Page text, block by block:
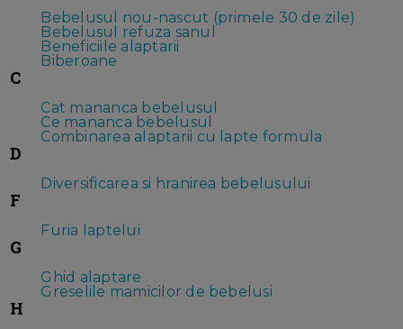
Bebelusul nou-nascut (primele 30 de zile)
Bebelusul refuza sanul
Beneficiile alaptarii
Biberoane
C
Cat mananca bebelusul
Ce mananca bebelusul
Combinarea alaptarii cu lapte formula
D
Diversificarea si hranirea bebelusului
F
Furia laptelui
G
Ghid alaptare
Greselile mamicilor de bebelusi
H